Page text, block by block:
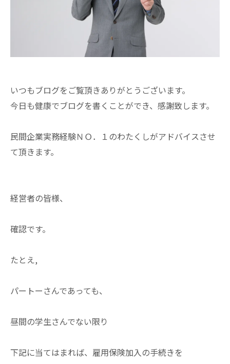
いつもブログをご覧頂きありがとうございます。
今日も健康でブログを書くことができ、感謝致します。
民間企業実務経験ＮＯ．１のわたくしがアドバイスさせ
て頂きます。
経営者の皆様、
確認です。
たとえ,
パートーさんであっても、
昼間の学生さんでない限り
下記に当てはまれば、雇用保険加入の手続きを